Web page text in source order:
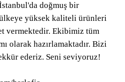
doğmuş bir
yüksek kaliteli ürünleri
vermektedir. Ekibimiz tüm
olarak hazırlamaktadır. Bizi
ederiz. Seni seviyoruz!